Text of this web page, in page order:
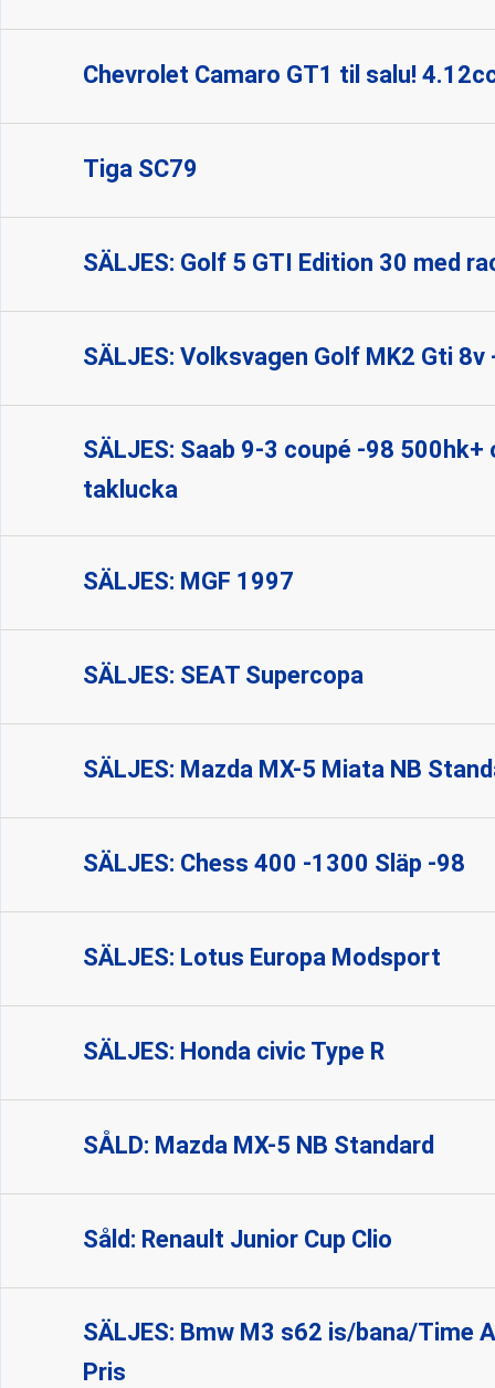
Chevrolet Camaro GT1 til salu!
Tiga SC79
SÄLJES: Golf 5 GTI Edition 30 med
SÄLJES: Volksvagen Golf MK2 Gti 8v
SÄLJES: Saab 9-3 coupé -98
taklucka
SÄLJES: MGF 1997
SÄLJES: SEAT Supercopa
SÄLJES: Mazda MX-5 Miata NB
SÄLJES: Chess 400 -1300 Släp -98
SÄLJES: Lotus Europa Modsport
SÄLJES: Honda civic Type R
SÅLD: Mazda MX-5 NB Standard
Såld: Renault Junior Cup Clio
SÄLJES: Bmw M3 s62 is/bana/
Pris